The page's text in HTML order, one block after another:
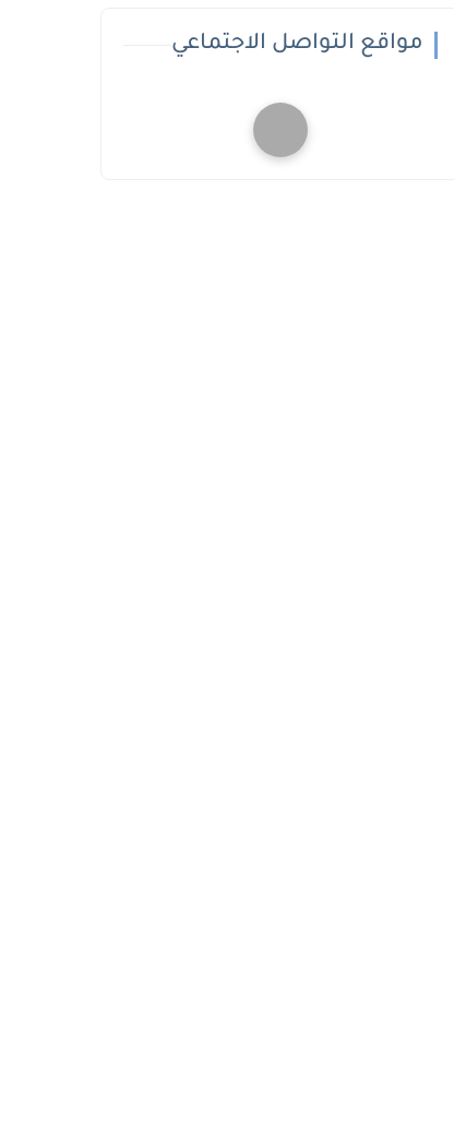
مواقع التواصل الاجتماعي